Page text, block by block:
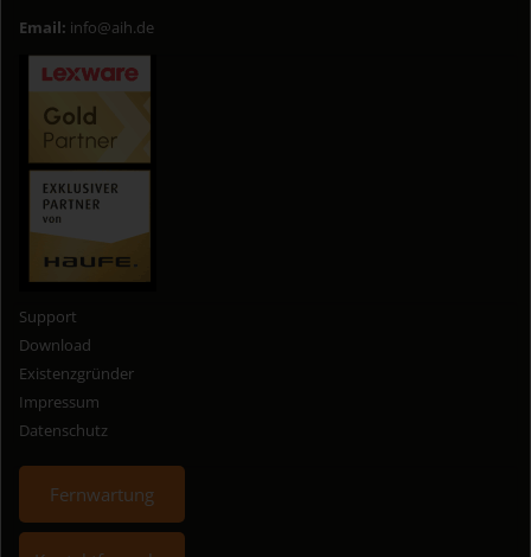
Email: info@aih.de
Support
Download
Existenzgründer
Impressum
Datenschutz
Fernwartung